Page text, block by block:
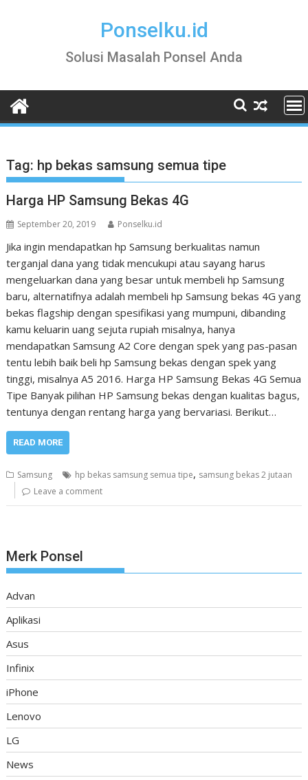
Ponselku.id
Solusi Masalah Ponsel Anda
Tag: hp bekas samsung semua tipe
Harga HP Samsung Bekas 4G
September 20, 2019 Ponselku.id
Jika ingin mendapatkan hp Samsung berkualitas namun
terganjal dana yang tidak mencukupi atau sayang harus
mengeluarkan dana yang besar untuk membeli hp Samsung
baru, alternatifnya adalah membeli hp Samsung bekas 4G yang
bekas flagship dengan spesifikasi yang mumpuni, dibanding
kamu keluarin uang sejuta rupiah misalnya, hanya
mendapatkan Samsung A2 Core dengan spek yang pas-pasan
tentu lebih baik beli hp Samsung bekas dengan spek yang
tinggi, misalnya A5 2016. Harga HP Samsung Bekas 4G Semua
Tipe Banyak pilihan HP Samsung bekas dengan kualitas bagus,
tentunya dengan rentang harga yang bervariasi. Berikut…
READ MORE
Samsung hp bekas samsung semua tipe, samsung bekas 2 jutaan
Leave a comment
Merk Ponsel
Advan
Aplikasi
Asus
Infinix
iPhone
Lenovo
LG
News